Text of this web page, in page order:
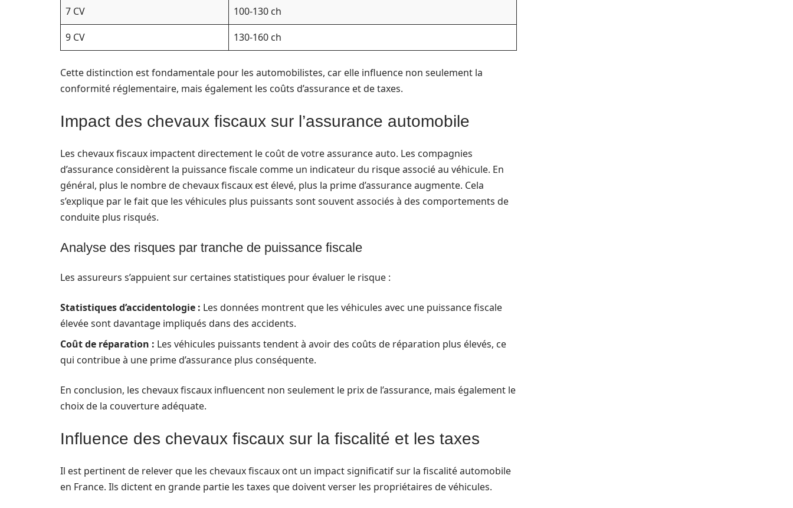
7 CV
100-130 ch
9 CV
130-160 ch
Cette distinction est fondamentale pour les automobilistes, car elle influence non seulement la
conformité réglementaire, mais également les coûts d’assurance et de taxes.
Impact des chevaux fiscaux sur l’assurance automobile
Les chevaux fiscaux impactent directement le coût de votre assurance auto. Les compagnies
d’assurance considèrent la puissance fiscale comme un indicateur du risque associé au véhicule. En
général, plus le nombre de chevaux fiscaux est élevé, plus la prime d’assurance augmente. Cela
s’explique par le fait que les véhicules plus puissants sont souvent associés à des comportements de
conduite plus risqués.
Analyse des risques par tranche de puissance fiscale
Les assureurs s’appuient sur certaines statistiques pour évaluer le risque :
Statistiques d’accidentologie : Les données montrent que les véhicules avec une puissance fiscale
élevée sont davantage impliqués dans des accidents.
Coût de réparation : Les véhicules puissants tendent à avoir des coûts de réparation plus élevés, ce
qui contribue à une prime d’assurance plus conséquente.
En conclusion, les chevaux fiscaux influencent non seulement le prix de l’assurance, mais également le
choix de la couverture adéquate.
Influence des chevaux fiscaux sur la fiscalité et les taxes
Il est pertinent de relever que les chevaux fiscaux ont un impact significatif sur la fiscalité automobile
en France. Ils dictent en grande partie les taxes que doivent verser les propriétaires de véhicules.